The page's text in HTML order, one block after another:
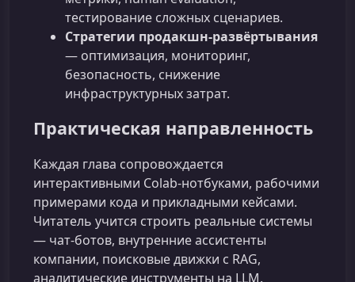
тестирование сложных сценариев.
Стратегии продакшн‑развёртывания
— оптимизация, мониторинг,
безопасность, снижение
инфраструктурных затрат.
Практическая направленность
Каждая глава сопровождается
интерактивными Colab‑нотбуками, рабочими
примерами кода и прикладными кейсами.
Читатель учится строить реальные системы
— чат‑ботов, внутренние ассистенты
компании, поисковые движки с RAG,
аналитические инструменты на LLM.